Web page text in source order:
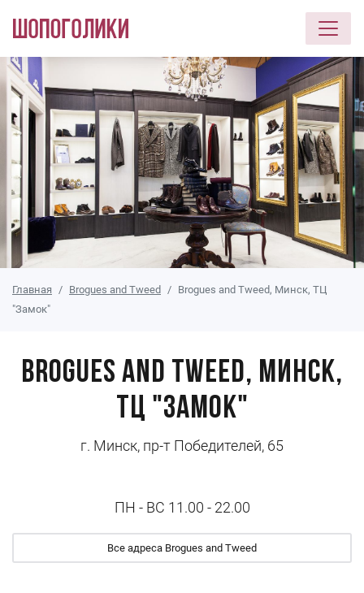
Перейти к основному содержанию
Главная Brogues and Tweed
Brogues and Tweed, Минск, ТЦ
"Замок"
Brogues and Tweed, Минск,
ТЦ "Замок"
г. Минск, пр-т Победителей, 65
ПН - ВС 11.00 - 22.00
Все адреса Brogues and Tweed